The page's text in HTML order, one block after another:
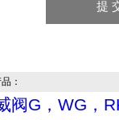
：
阀G，WG，